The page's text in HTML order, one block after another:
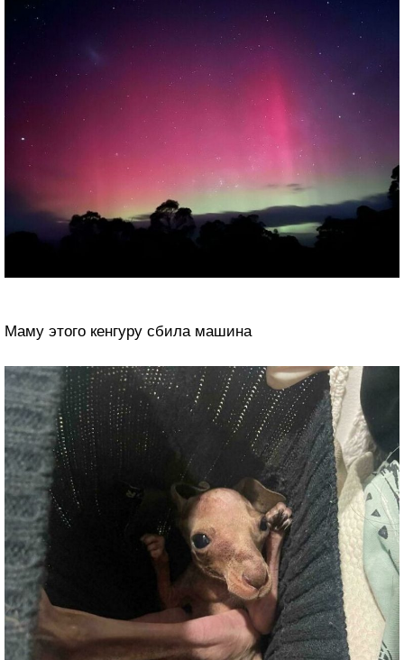
Маму этого кенгуру сбила машина